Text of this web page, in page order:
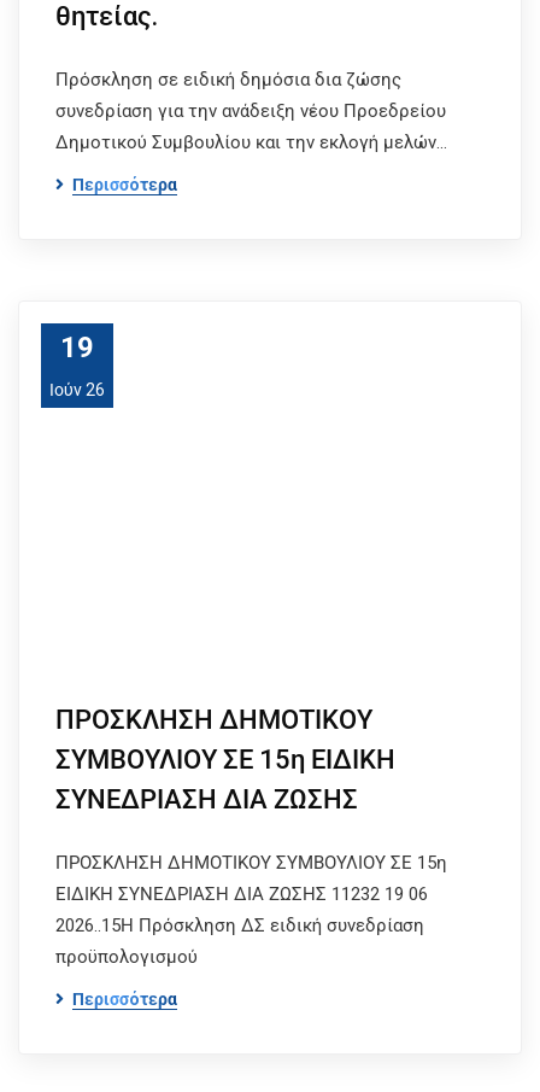
θητείας.
Πρόσκληση σε ειδική δημόσια δια ζώσης
συνεδρίαση για την ανάδειξη νέου Προεδρείου
Δημοτικού Συμβουλίου και την εκλογή μελών…
Περισσότερα
19
Ιούν 26
ΠΡΟΣΚΛΗΣΗ ΔΗΜΟΤΙΚΟΥ
ΣΥΜΒΟΥΛΙΟΥ ΣΕ 15η ΕΙΔΙΚΗ
ΣΥΝΕΔΡΙΑΣΗ ΔΙΑ ΖΩΣΗΣ
ΠΡΟΣΚΛΗΣΗ ΔΗΜΟΤΙΚΟΥ ΣΥΜΒΟΥΛΙΟΥ ΣΕ 15η
ΕΙΔΙΚΗ ΣΥΝΕΔΡΙΑΣΗ ΔΙΑ ΖΩΣΗΣ 11232 19 06
2026..15Η Πρόσκληση ΔΣ ειδική συνεδρίαση
προϋπολογισμού
Περισσότερα